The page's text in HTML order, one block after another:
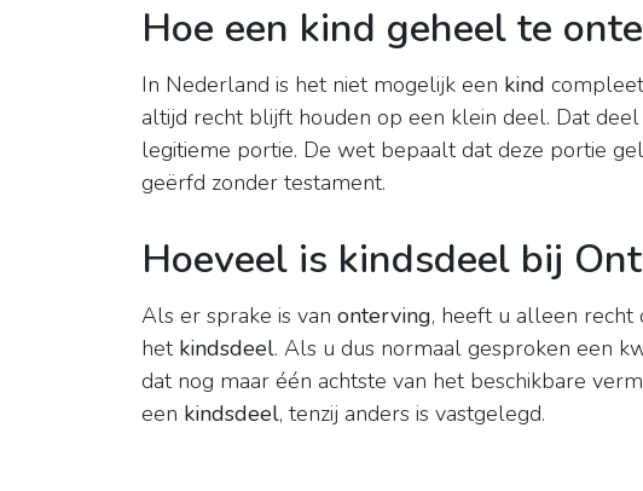
Hoe een kind geheel te
In Nederland is het niet mogelijk een kind
altijd recht blijft houden op een klein deel. Dat
legitieme portie. De wet bepaalt dat deze portie
geërfd zonder testament.
Hoeveel is kindsdeel bij
Als er sprake is van onterving, heeft u alleen recht
het kindsdeel. Als u dus normaal gesproken een
dat nog maar één achtste van het beschikbare
een kindsdeel, tenzij anders is vastgelegd.